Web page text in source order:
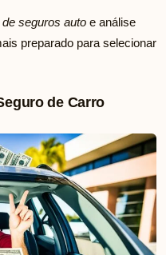
seguros auto e análise
preparado para selecionar
de Carro